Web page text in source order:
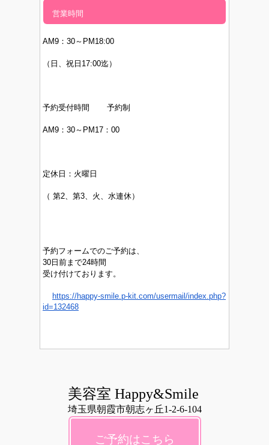
営業時間
AM9：30～PM18:00
（日、祝日17:00迄）
予約受付時間 予約制
AM9：30～PM17：00
定休日： 火曜日
（ 第2、第3、火、水連休）
予約フォームでのご予約は、
30日前まで24時間
受け付けております。
https://happy-smile.p-kit.com/usermail/index.php?
id=132468
美容室 Happy&Smile
埼玉県朝霞市朝志ヶ丘1-2-6-104
ご予約はこちら